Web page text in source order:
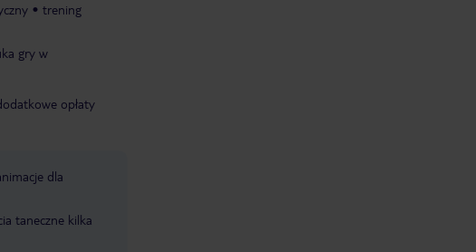
trening
gry w
opłaty
dla
taneczne kilka